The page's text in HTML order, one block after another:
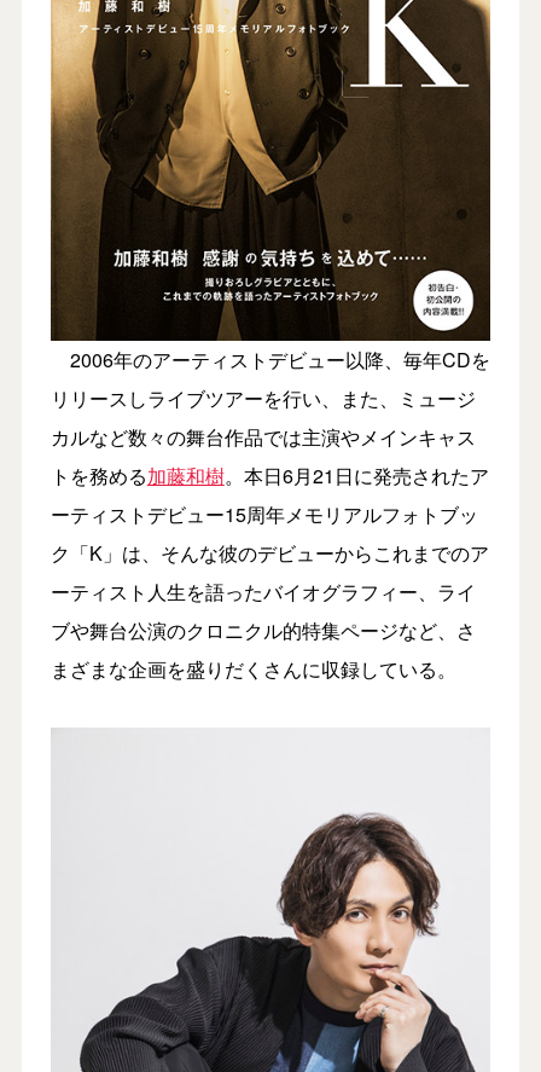
2006年のアーティストデビュー以降、毎年CDを
リリースしライブツアーを行い、また、ミュージ
カルなど数々の舞台作品では主演やメインキャス
トを務める加藤和樹。本日6月21日に発売されたア
ーティストデビュー15周年メモリアルフォトブッ
ク「K」は、そんな彼のデビューからこれまでのア
ーティスト人生を語ったバイオグラフィー、ライ
ブや舞台公演のクロニクル的特集ページなど、さ
まざまな企画を盛りだくさんに収録している。